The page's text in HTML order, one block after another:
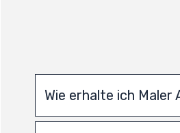
Wie erhalte ich Maler